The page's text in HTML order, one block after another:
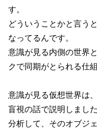
す。
どういうことかと言う
なってるんです。
意識が見る内側の世界
クで同期がとられる仕
意識が見る仮想世界は
盲視の話で説明しまし
分析して、そのオブジ